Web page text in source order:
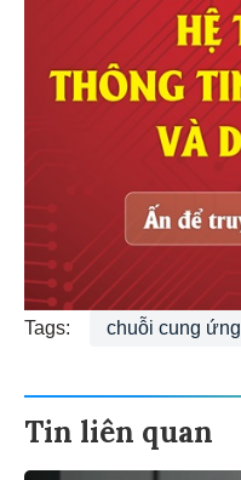
Tags: chuỗi cung ứng
Tin liên quan